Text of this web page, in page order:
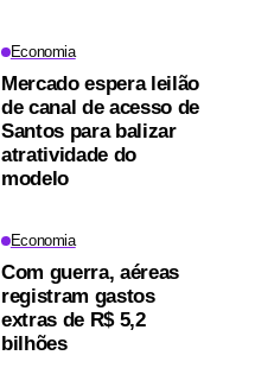
Economia
Mercado espera leilão
de canal de acesso de
Santos para balizar
atratividade do
modelo
Economia
Com guerra, aéreas
registram gastos
extras de R$ 5,2
bilhões